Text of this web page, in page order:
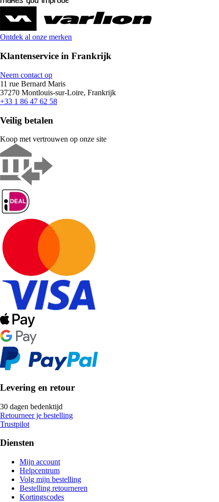
Ontdek al onze merken
Klantenservice in Frankrijk
Neem contact op
11 rue Bernard Maris
37270 Montlouis-sur-Loire, Frankrijk
+33 1 86 47 62 58
Veilig betalen
Koop met vertrouwen op onze site
Levering en retour
30 dagen bedenktijd
Retourneer je bestelling
Trustpilot
Diensten
Mijn account
Helpcentrum
Volg mijn bestelling
Bestelling retourneren
Kortingscodes